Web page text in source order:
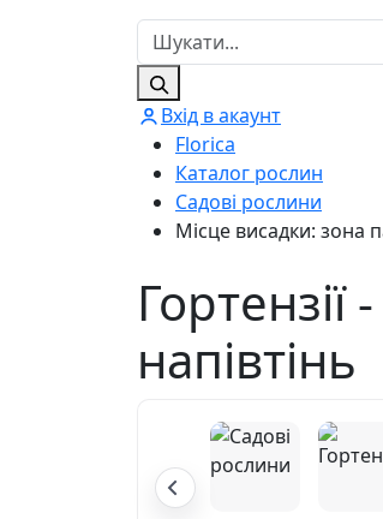
Вхід в акаунт
Florica
Каталог рослин
Садові рослини
Місце висадки: зона
напівтінь